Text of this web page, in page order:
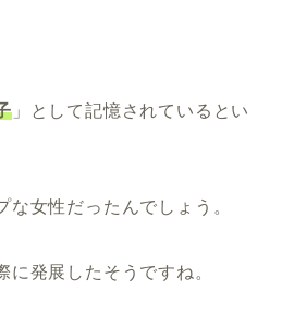
」として記憶されているとい
女性だったんでしょう。
に発展したそうですね。